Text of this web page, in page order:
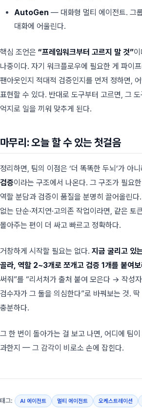
AutoGen — 대화형 멀티 에이전트. 그
대화에 어울린다.
핵심 조언은 “프레임워크부터 고르지 말 것”
나중이다. 자기 워크플로우에 필요한 게 파이
팬아웃인지 적대적 검증인지를 먼저 정하면,
표현할 수 있다. 반대로 도구부터 고르면, 그 도
억지로 일을 끼워 맞추게 된다.
마무리: 오늘 할 수 있는 첫걸음
정리하면, 팀의 이점은 ‘더 똑똑한 두뇌’가 아
검증이라는 구조에서 나온다. 그 구조가 필요
역할 분담과 검증이 품질을 분명히 끌어올린
없는 단순·저지연·고의존 작업이라면, 같은 토
몰아주는 편이 더 싸고 빠르고 정확하다.
거창하게 시작할 필요는 없다. 지금 굴리고 있
골라, 역할 2~3개로 쪼개고 검증 1개를 붙여
써줘”를 “리서처가 출처 붙여 모은다 → 작성
검수자가 그 둘을 의심한다”로 바꿔보는 것.
충분하다.
그 한 번이 돌아가는 걸 보고 나면, 어디에 팀
과한지 — 그 감각이 비로소 손에 잡힌다.
태그: AI 에이전트 멀티 에이전트 오케스트레이션